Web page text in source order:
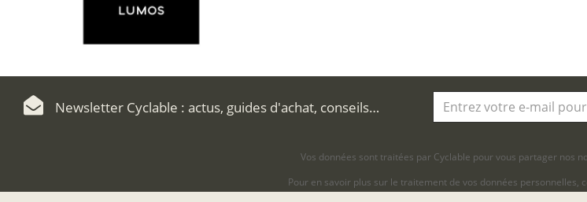
Newsletter Cyclable : actus, guides d'achat, conseils…
Vos données sont traitées par Cyclable pour vous partager nos
Pour en savoir plus sur le traitement de vos données personnelles,